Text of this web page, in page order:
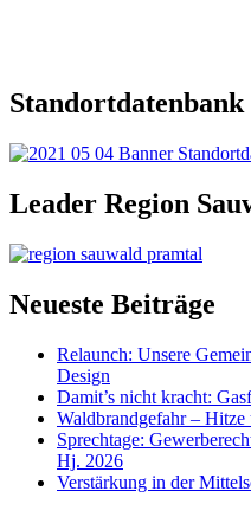
Standortdatenbank
Leader Region
Neueste Beiträge
Relaunch: Unsere
Design
Damit’s nicht kracht:
Waldbrandgefahr –
Sprechtage:
Hj. 2026
Verstärkung in der